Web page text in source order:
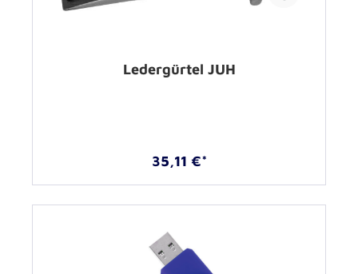
Ledergürtel JUH
35,11 €*